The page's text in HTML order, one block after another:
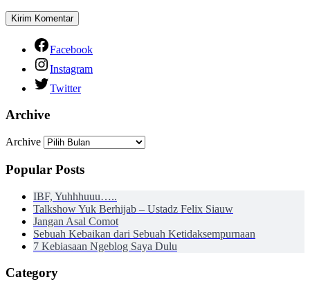
Facebook
Instagram
Twitter
Archive
Archive
Popular Posts
IBF, Yuhhhuuu…..
Talkshow Yuk Berhijab – Ustadz Felix Siauw
Jangan Asal Comot
Sebuah Kebaikan dari Sebuah Ketidaksempurnaan
7 Kebiasaan Ngeblog Saya Dulu
Category